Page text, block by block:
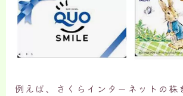
例えば、さくらインターネットの株